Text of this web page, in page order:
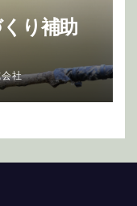
り補助
社